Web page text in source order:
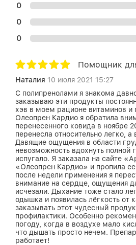
0
0
0
Помощник
Наталия 10 июля 2021 15:27
С полипренолами я знакома
заказываю эти продукты
хэв в моем рационе витаминов и
Олеопрен Кардио я обратила
перенесенного ковида в ноябре
перенесла относительно легко, а
Давящие ощущения в области
невозможность вдохнуть полной
испугало. Я заказала на сайте
«Олеопрен Кардио» и пропила
после недели применения я
внимание на сердце, ощущения
исчезали. Дыхание тоже стало
одышка и появилась лёгкость от
заказывать этот чудесный
профилактики. Особенно
погоду, когда в воздухе мало
что дышать просто нечем.
работает!